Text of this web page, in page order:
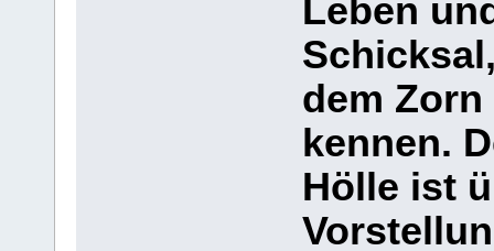
Leben
dem
kennen.
Hölle ist